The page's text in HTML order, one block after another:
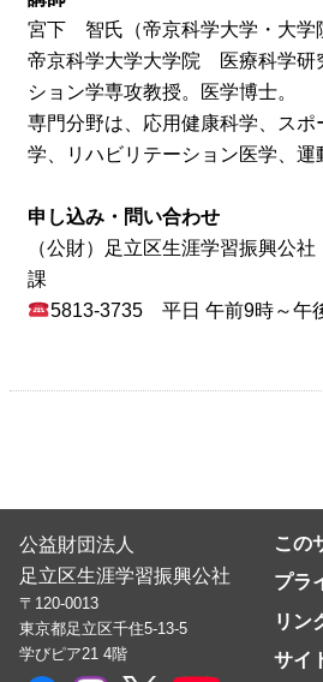
宮下 智氏（帝京科学大学・大学
帝京科学大学大学院 医療科学研
ション学専攻教授。医学博士。
専門分野は、応用健康科学、ス
学、リハビリテーション医学、運
申し込み・問い合わせ
（公財）足立区生涯学習振興公
課
5813-3735 平日 午前9時～午
公益財団法人
足立区生涯学習振興公社
〒120-0013
東京都足立区千住5-13-5
学びピア21 4階
この
プラ
リン
サイ